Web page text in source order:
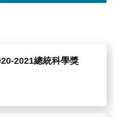
2021總統科學獎